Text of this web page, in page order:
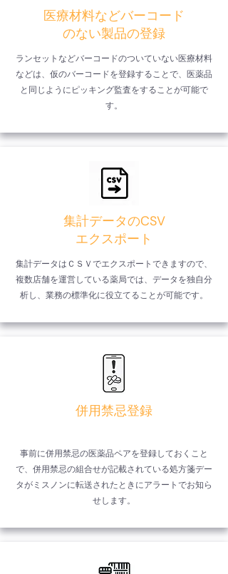
​医療材料などバーコード
のない製品の登録
ランセットなどバーコードのついていない医療材料
などは、仮のバーコードを登録することで、医薬品
と同じようにピッキング監査をすることが可能で
す。
集計データのCSV
エクスポート
集計データはＣＳＶでエクスポートできますので、
複数店舗を運営している薬局では、データを独自分
析し、業務の標準化に役立てることが可能です。
併用禁忌登録
事前に併用禁忌の医薬品ペアを登録しておくこと
で、併用禁忌の組合せが記載されている処方箋デー
タがミスノンに転送されたときにアラートでお知ら
せします。